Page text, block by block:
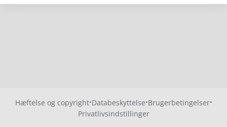
Hæftelse og copyright·Databeskyttelse·Brugerbetingelser·
Privatlivsindstillinger